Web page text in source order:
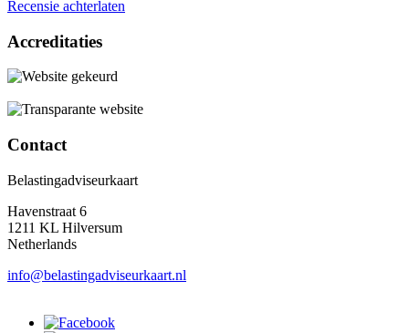
Recensie achterlaten
Accreditaties
Contact
Belastingadviseurkaart
Havenstraat 6
1211 KL Hilversum
Netherlands
info@belastingadviseurkaart.nl